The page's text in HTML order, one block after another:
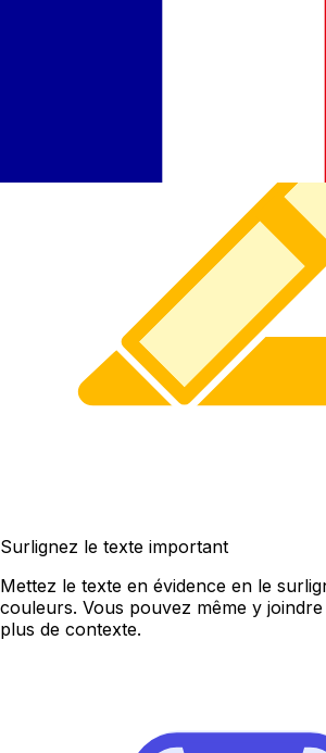
Surlignez le texte important
Mettez le texte en évidence en le
couleurs. Vous pouvez même y
plus de contexte.